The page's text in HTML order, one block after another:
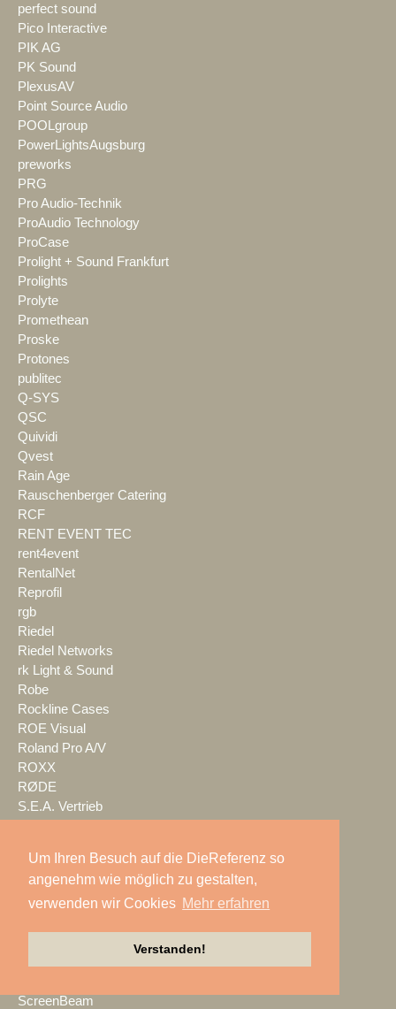
Um Ihren Besuch auf die DieReferenz so
angenehm wie möglich zu gestalten,
verwenden wir Cookies Mehr erfahren
Verstanden!
perfect sound
Pico Interactive
PIK AG
PK Sound
PlexusAV
Point Source Audio
POOLgroup
PowerLightsAugsburg
preworks
PRG
Pro Audio-Technik
ProAudio Technology
ProCase
Prolight + Sound Frankfurt
Prolights
Prolyte
Promethean
Proske
Protones
publitec
Q-SYS
QSC
Quividi
Qvest
Rain Age
Rauschenberger Catering
RCF
RENT EVENT TEC
rent4event
RentalNet
Reprofil
rgb
Riedel
Riedel Networks
rk Light & Sound
Robe
Rockline Cases
ROE Visual
Roland Pro A/V
ROXX
RØDE
S.E.A. Vertrieb
satis&fy
SCHACHZUG
Schallwerk Audiotechnik
Schnick-Schnack-Systems
ScreenBeam